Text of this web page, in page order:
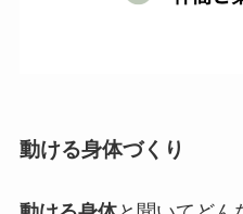
動ける身体づくり